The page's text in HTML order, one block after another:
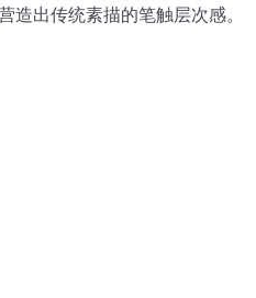
出传统素描的笔触层次感。